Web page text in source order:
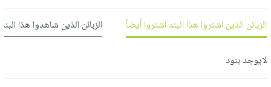
حقائب
حلي
عناية
بالذات
عن
الشركة
الشركة
حسابك
الأمنيات
الزبائن الذين اشتروا هذا البند اشتروا أيضاً الزبائن الذين شاهدوا هذا
لايوجد بنود